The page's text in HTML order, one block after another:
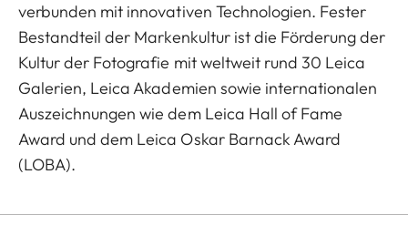
verbunden mit innovativen Technologien. Fester
Bestandteil der Markenkultur ist die Förderung der
Kultur der Fotografie mit weltweit rund 30 Leica
Galerien, Leica Akademien sowie internationalen
Auszeichnungen wie dem Leica Hall of Fame
Award und dem Leica Oskar Barnack Award
(LOBA).